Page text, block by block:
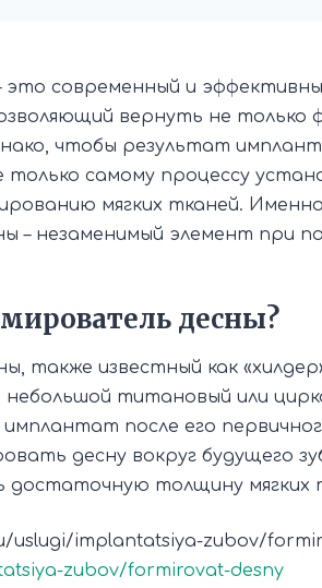
это современный и
вернуть не только
чтобы результат
только самому процессу
мягких тканей.
– незаменимый элемент при
десны?
также известный как
небольшой титановый или
после его
десну вокруг будущего
достаточную толщину мягких
uslugi/implantatsiya-zubov/
zubov/formirovat-desny